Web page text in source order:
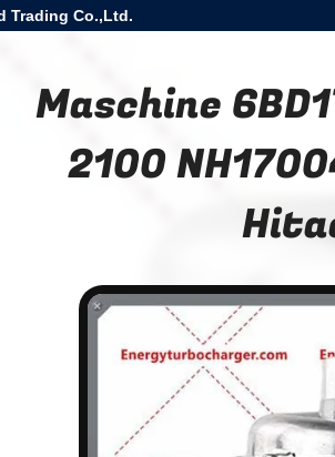
Trading Co.,Ltd.
Maschine
2100